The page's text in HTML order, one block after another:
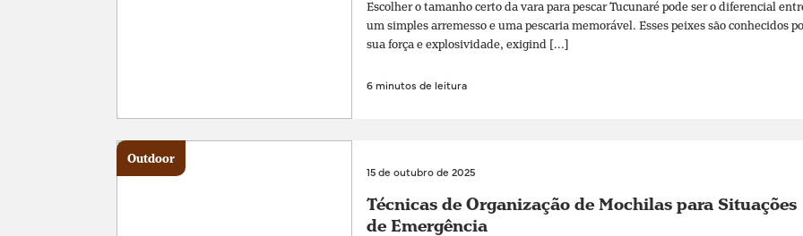
Escolher o tamanho certo da vara para pescar Tucunaré pode ser o diferencial
um simples arremesso e uma pescaria memorável. Esses peixes são conhecidos
sua força e explosividade, exigind [...]
6 minutos de leitura
15 de outubro de 2025
Técnicas de Organização de Mochilas para Situações
de Emergência
Outdoor